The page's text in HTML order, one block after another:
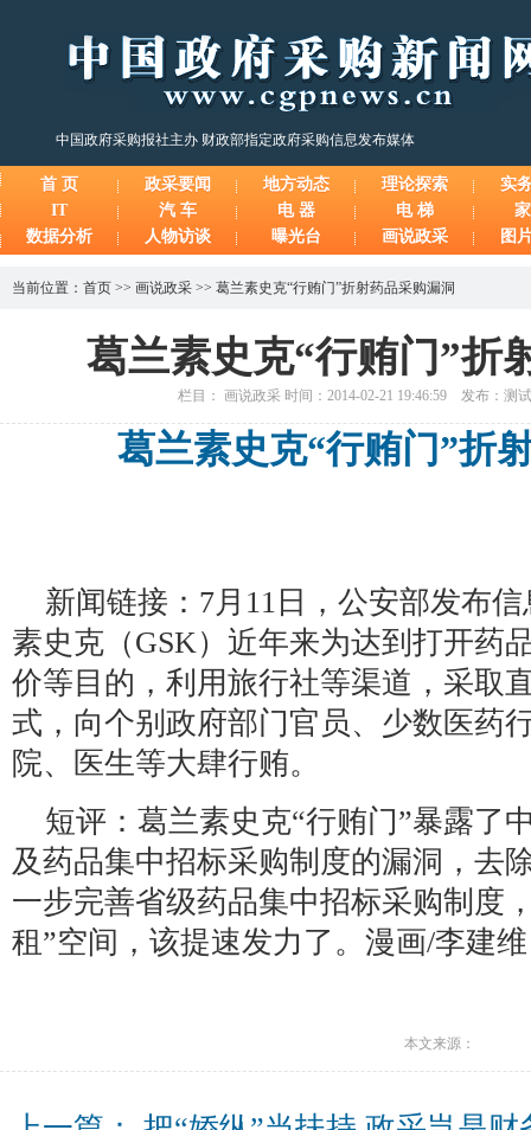
中国政府采购报社主办 财政部指定政府采购信息发布媒体
首 页 政采要闻 地方动态 理论探索
实
IT
汽 车 电 器 电 梯
数据分析
人物访谈 曝光台 画说政采 图
当前位置： 首页 >> 画说政采 >> 葛兰素史克“行贿门”折射药品采购漏洞
葛兰素史克“行贿门”折
栏目： 画说政采 时间：2014-02-21 19:46:59 发布：测
葛兰素史克“行贿门”折
新闻链接：7月11日，公安部发布
素史克（GSK）近年来为达到打开药
价等目的，利用旅行社等渠道，采取
式，向个别政府部门官员、少数医药
院、医生等大肆行贿。
短评：葛兰素史克“行贿门”暴露了
及药品集中招标采购制度的漏洞，去
一步完善省级药品集中招标采购制度
租”空间，该提速发力了。漫画/李建
本文来源：